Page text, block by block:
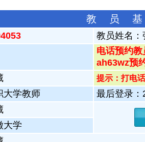
教 员
教员姓名：
电话预约
ah63wz预
提示：打电
大学教师
最后登录
大学